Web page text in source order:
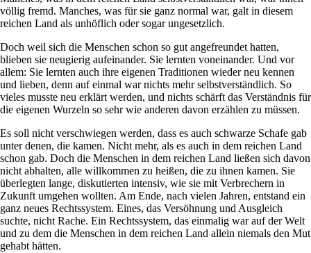
völlig fremd. Manches, was für sie ganz normal war, galt in diesem
reichen Land als unhöflich oder sogar ungesetzlich.
Doch weil sich die Menschen schon so gut angefreundet hatten,
blieben sie neugierig aufeinander. Sie lernten voneinander. Und vor
allem: Sie lernten auch ihre eigenen Traditionen wieder neu kennen
und lieben, denn auf einmal war nichts mehr selbstverständlich. So
vieles musste neu erklärt werden, und nichts schärft das Verständnis für
die eigenen Wurzeln so sehr wie anderen davon erzählen zu müssen.
Es soll nicht verschwiegen werden, dass es auch schwarze Schafe gab
unter denen, die kamen. Nicht mehr, als es auch in dem reichen Land
schon gab. Doch die Menschen in dem reichen Land ließen sich davon
nicht abhalten, alle willkommen zu heißen, die zu ihnen kamen. Sie
überlegten lange, diskutierten intensiv, wie sie mit Verbrechern in
Zukunft umgehen wollten. Am Ende, nach vielen Jahren, entstand ein
ganz neues Rechtssystem. Eines, das Versöhnung und Ausgleich
suchte, nicht Rache. Ein Rechtssystem, das einmalig war auf der Welt
und zu dem die Menschen in dem reichen Land allein niemals den Mut
gehabt hätten.